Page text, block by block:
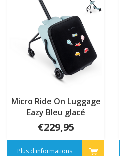
Micro Ride On Luggage
Eazy Bleu glacé
€229,95
Plus d'informations